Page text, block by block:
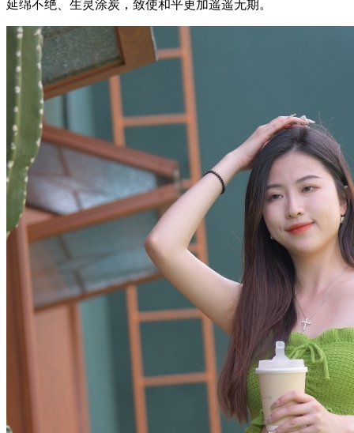
延绵不绝、生灵涂炭，致使和平更加遥遥无期。